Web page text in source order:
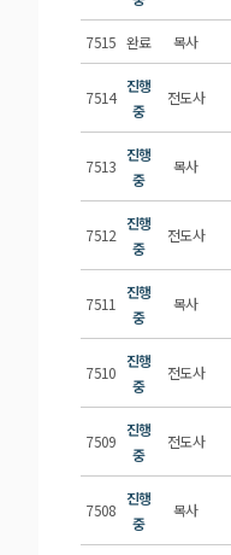
7515 완료 목사
7514
진행
중
전도사
7513
진행
중
목사
7512
진행
중
전도사
7511
진행
중
목사
7510
진행
중
전도사
7509
진행
중
전도사
7508
진행
중
목사